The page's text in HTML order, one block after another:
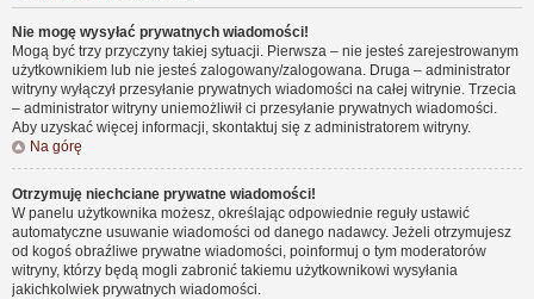
Nie mogę wysyłać prywatnych wiadomości!
Mogą być trzy przyczyny takiej sytuacji. Pierwsza – nie jesteś zarejestrowanym
użytkownikiem lub nie jesteś zalogowany/zalogowana. Druga – administrator
witryny wyłączył przesyłanie prywatnych wiadomości na całej witrynie. Trzecia
– administrator witryny uniemożliwił ci przesyłanie prywatnych wiadomości.
Aby uzyskać więcej informacji, skontaktuj się z administratorem witryny.
Na górę
Otrzymuję niechciane prywatne wiadomości!
W panelu użytkownika możesz, określając odpowiednie reguły ustawić
automatyczne usuwanie wiadomości od danego nadawcy. Jeżeli otrzymujesz
od kogoś obraźliwe prywatne wiadomości, poinformuj o tym moderatorów
witryny, którzy będą mogli zabronić takiemu użytkownikowi wysyłania
jakichkolwiek prywatnych wiadomości.